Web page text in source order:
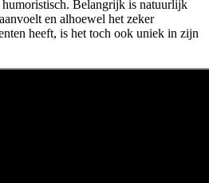
humoristisch. Belangrijk is natuurlijk
en alhoewel het zeker
heeft, is het toch ook uniek in zijn